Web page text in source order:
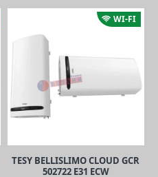
WI-FI
TESY BELLISLIMO CLOUD GCR
502722 E31 ECW